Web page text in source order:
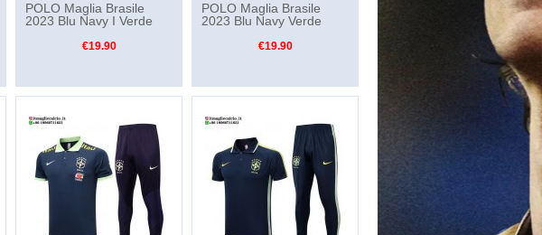
POLO Maglia Brasile
2023 Blu Navy I Verde
€19.90
POLO Maglia Brasile
2023 Blu Navy Verde
€19.90